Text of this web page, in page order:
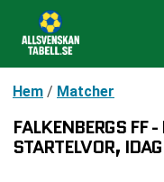
Hem / Matcher
FALKENBERGS FF
STARTELVOR, IDAG